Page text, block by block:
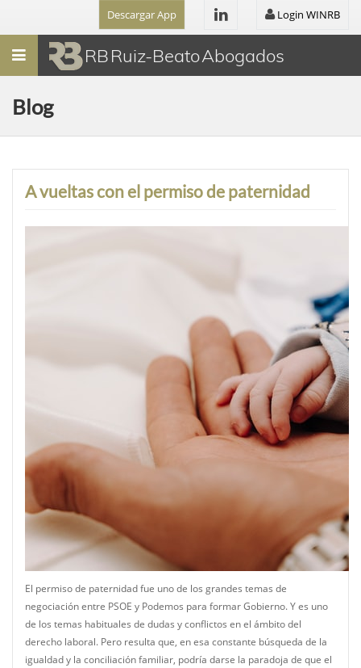
Descargar App Login WINRB
Menú RB Ruiz-Beato Abogados
Blog
A vueltas con el permiso de paternidad
El permiso de paternidad fue uno de los grandes temas de
negociación entre PSOE y Podemos para formar Gobierno. Y es uno
de los temas habituales de dudas y conflictos en el ámbito del
derecho laboral. Pero resulta que, en esa constante búsqueda de la
igualdad y la conciliación familiar, podría darse la paradoja de que el